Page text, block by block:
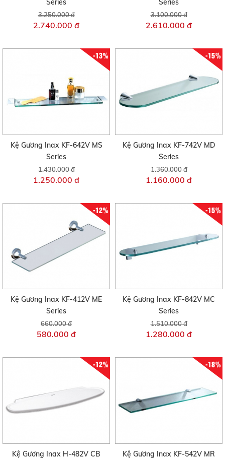
Series
3.250.000 đ
2.740.000 đ
Series
3.100.000 đ
2.610.000 đ
-13%
Kệ Gương Inax KF-642V MS
Series
1.430.000 đ
1.250.000 đ
-15%
Kệ Gương Inax KF-742V MD
Series
1.360.000 đ
1.160.000 đ
-12%
Kệ Gương Inax KF-412V ME
Series
660.000 đ
580.000 đ
-15%
Kệ Gương Inax KF-842V MC
Series
1.510.000 đ
1.280.000 đ
-12%
Kệ Gương Inax H-482V CB
-18%
Kệ Gương Inax KF-542V MR